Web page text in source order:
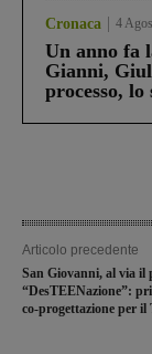
Cronaca 4
Un anno fa
Gianni,
processo,
Articolo precedente
San Giovanni, al via il
“DesTEENazione”:
co-progettazione per il